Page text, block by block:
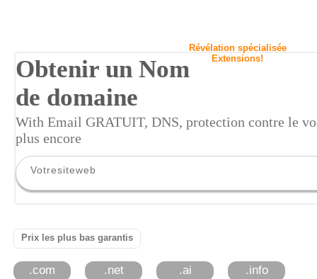
Obtenir un Nom
de domaine
With Email GRATUIT, DNS, protection contre le
plus encore
Prix les plus bas garantis
.com .net .ai .info
Révélation spécialisée
Extensions!